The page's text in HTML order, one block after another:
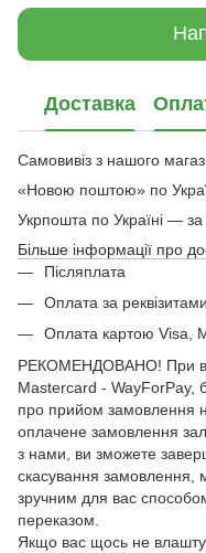
Доставка
Самовивіз з нашого
«Новою поштою» по
Укрпошта по Україні —
Більше інформації про
Післяплата
Оплата за реквізитами
Оплата картою Visa,
РЕКОМЕНДОВАНО! При
Mastercard - WayForPay,
про прийом замовлення
оплачене замовлення
з нами, ви зможете
скасування замовлення,
зручним для вас
переказом.
Якщо вас щось не